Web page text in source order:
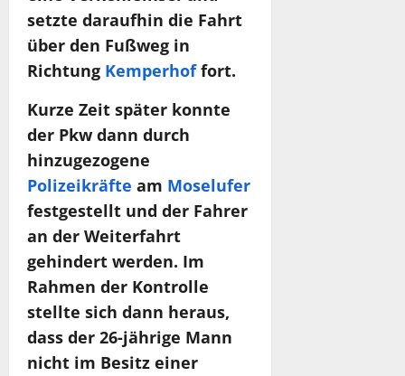
setzte daraufhin die Fahrt
über den Fußweg in
Richtung Kemperhoffort.
Kurze Zeit später konnte
der Pkw dann durch
hinzugezogene
Polizeikräfte am Moselufer
festgestellt und der Fahrer
an der Weiterfahrt
gehindert werden. Im
Rahmen der Kontrolle
stellte sich dann heraus,
dass der 26-jährige Mann
nicht im Besitz einer